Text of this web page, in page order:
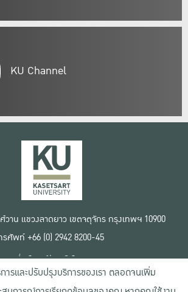
KU Channel
วาน แขวงลาดยาว เขตจตุจักร กรุงเทพฯ 10900
รศัพท์ +66 (0) 2942 8200-45
เงื่อนไขการใช้งานเว็บไซต์
ข้อตกลงด้านสิทธิ์ใช้งาน
นโยบายความเป็นส่วนตัว
ารและปรับปรุงบริการของเรา ตลอดจนเพิ่ม